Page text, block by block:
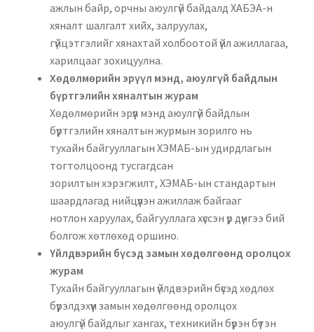
ажлын байр, орчны аюулгүй байдалд ХАБЭА-н
хяналт шалгалт хийх, залруулах,
гүйцэтгэлийг хянахтай холбоотой үйл ажиллагаа,
харилцааг зохицуулна.
Хөдөлмөрийн эрүүл мэнд, аюулгүй байдлын
бүртгэлийн хяналтын журам
Хөдөлмөрийн эрүүл мэнд аюулгүй байдлын
бүртгэлийн хяналтын журмын зорилго нь
тухайн байгууллагын ХЭМАБ-ын удирдлагын
тогтолцоонд тусгагдсан
зорилтын хэрэгжилт, ХЭМАБ-ын стандартын
шаардлагад нийцүүлэн ажиллаж байгааг
нотлон харуулах, байгууллага хүссэн үр дүнгээ бий
болгож хөтлөхөд оршино.
Үйлдвэрийн бүсэд замын хөдөлгөөнд оролцох
журам
Тухайн байгууллагын үйлдвэрийн бүсэд хөдлөх
бүрэлдэхүүн замын хөдөлгөөнд оролцох
аюулгүй байдлыг хангах, техникийн бүрэн бүтэн